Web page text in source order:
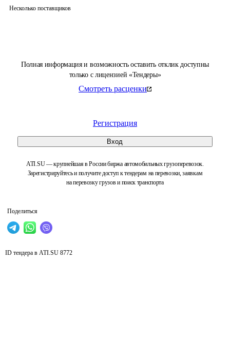
Полная информация и возможность оставить отклик доступны
только с лицензией «Тендеры»
Смотреть расценки
Регистрация
Вход
ATI.SU — крупнейшая в России биржа автомобильных грузоперевозок.
Зарегистрируйтесь и получите доступ к тендерам на перевозки, заявкам
на перевозку грузов и поиск транспорта
Поделиться
Несколько поставщиков
ID тендера в ATI.SU 8772